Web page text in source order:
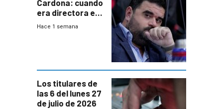
Cardona: cuando
era directora en
UTE “no era muy
Hace 1 semana
Los titulares de
las 6 del lunes 27
de julio de 2026